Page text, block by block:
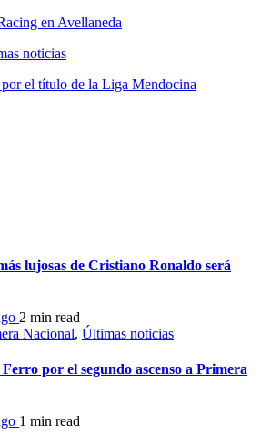
en Avellaneda
noticias
el título de la Liga Mendocina
lujosas de Cristiano Ronaldo será
2 min read
Nacional, Últimas noticias
por el segundo ascenso a Primera
1 min read